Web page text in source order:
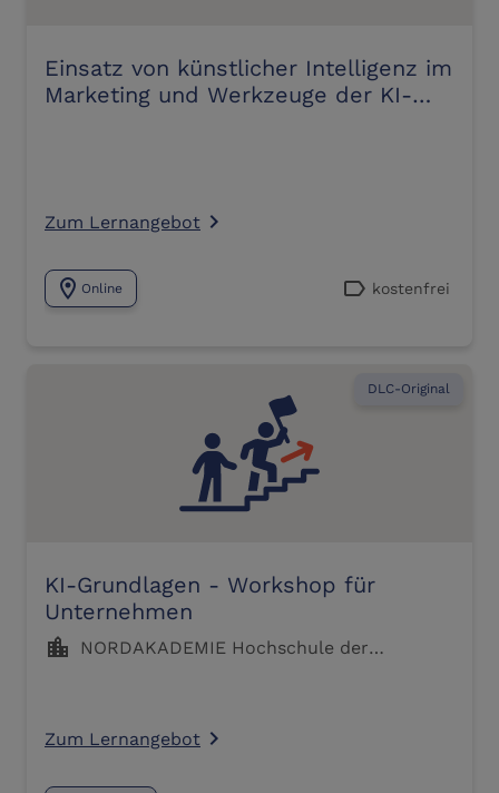
Einsatz von künstlicher Intelligenz im
Marketing und Werkzeuge der KI-
Zum Lernangebot navigate_next
location_on Online label kostenfrei
DLC-Original
KI-Grundlagen - Workshop für
Unternehmen
location_city NORDAKADEMIE Hochschule der
Zum Lernangebot navigate_next